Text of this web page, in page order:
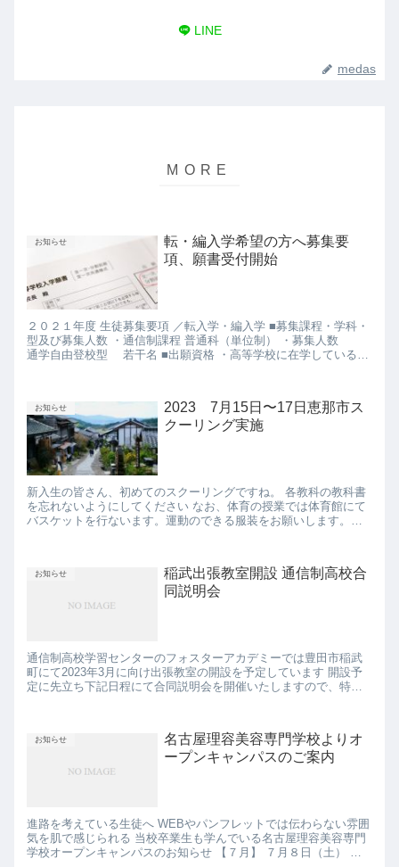
LINE
medas
お知らせ
転・編入学希望の方へ募集要
項、願書受付開始
２０２１年度 生徒募集要項 ／転入学・編入学 ■募集課程・学科・
型及び募集人数 ・通信制課程 普通科（単位制） ・募集人数
通学自由登校型 若干名 ■出願資格 ・高等学校に在学している方
お知らせ
2023 7月15日〜17日恵那市ス
クーリング実施
新入生の皆さん、初めてのスクーリングですね。 各教科の教科書
を忘れないようにしてください なお、体育の授業では体育館にて
バスケットを行ないます。運動のできる服装をお願いします。裸
お知らせ
稲武出張教室開設 通信制高校合
同説明会
通信制高校学習センターのフォスターアカデミーでは豊田市稲武
町にて2023年3月に向け出張教室の開設を予定しています 開設予
定に先立ち下記日程にて合同説明会を開催いたしますので、特に
お知らせ
名古屋理容美容専門学校よりオ
ープンキャンパスのご案内
進路を考えている生徒へ WEBやパンフレットでは伝わらない雰囲
気を肌で感じられる 当校卒業生も学んでいる名古屋理容美容専門
学校オープンキャンパスのお知らせ 【７月】 ７月８日（土） ７